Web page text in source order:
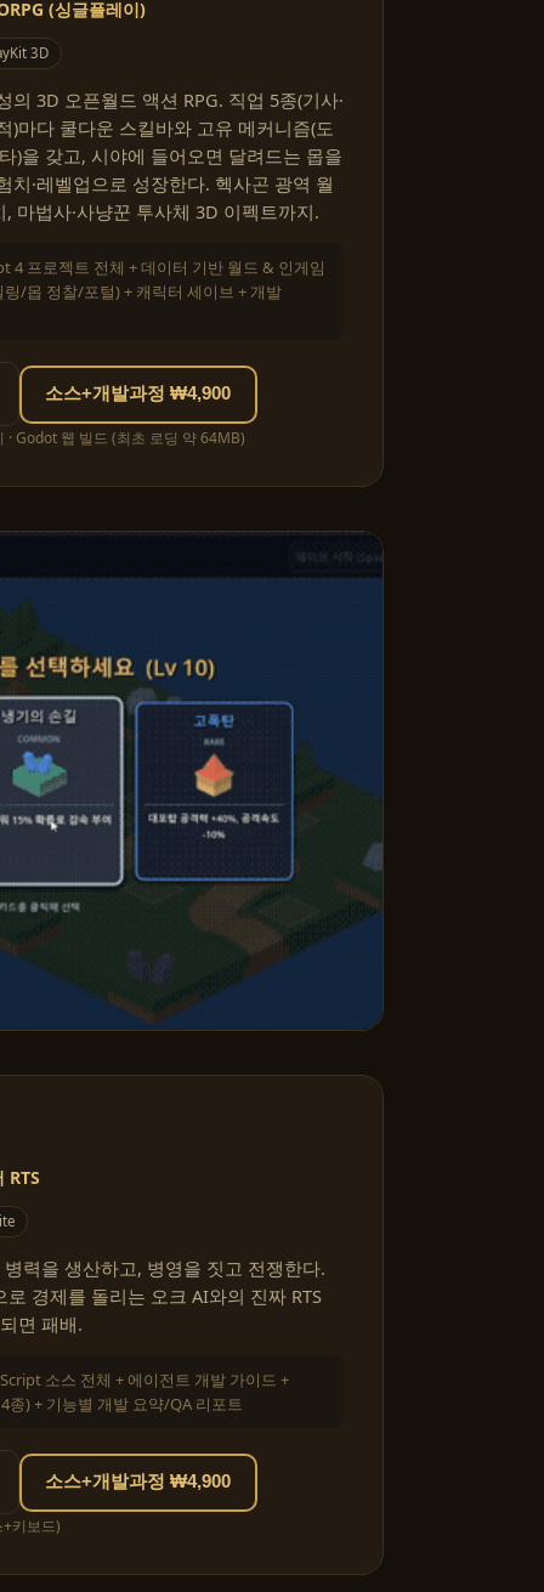
(싱글플레이)
3D
3D 오픈월드 액션 RPG. 직업 5종(기사·
)마다 쿨다운 스킬바와 고유 메커니즘(도
)을 갖고, 시야에 들어오면 달려드는 몹을
치·레벨업으로 성장한다. 헥사곤 광역 월
마법사·사냥꾼 투사체 3D 이펙트까지.
4 프로젝트 전체 + 데이터 기반 월드 & 인게임
/몹 정찰/포털) + 캐릭터 세이브 + 개발
소스+개발과정 ₩4,900
Godot 웹 빌드 (최초 로딩 약 64MB)
RTS
력을 생산하고, 병영을 짓고 전쟁한다.
경제를 돌리는 오크 AI와의 진짜 RTS
면 패배.
소스 전체 + 에이전트 개발 가이드 +
종) + 기능별 개발 요약/QA 리포트
소스+개발과정 ₩4,900
키보드)